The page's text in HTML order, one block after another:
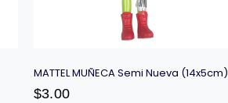
MATTEL MUÑECA Semi Nueva (14x5cm)
$3.00